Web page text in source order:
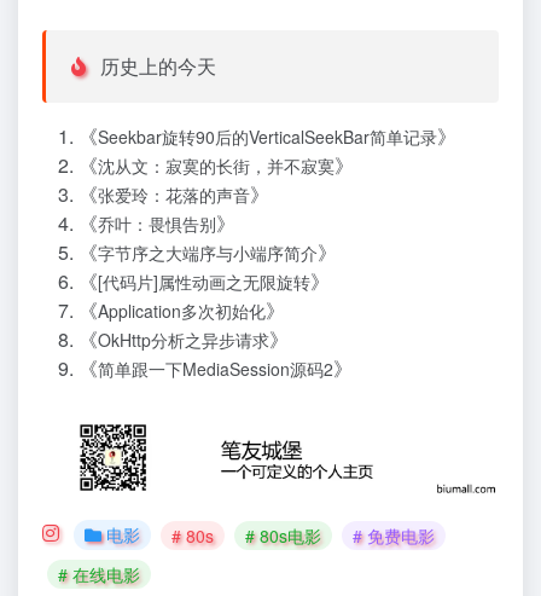
历史上的今天
《Seekbar旋转90后的VerticalSeekBar简单记录》
《沈从文：寂寞的长街，并不寂寞》
《张爱玲：花落的声音》
《乔叶：畏惧告别》
《字节序之大端序与小端序简介》
《[代码片]属性动画之无限旋转》
《Application多次初始化》
《OkHttp分析之异步请求》
《简单跟一下MediaSession源码2》
电影 # 80s # 80s电影
# 免费电影
# 在线电影